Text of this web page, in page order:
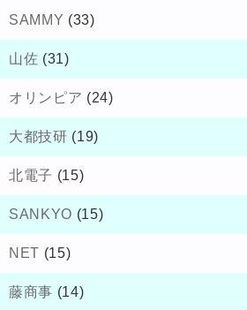
SAMMY (33)
山佐 (31)
オリンピア (24)
大都技研 (19)
北電子 (15)
SANKYO (15)
NET (15)
藤商事 (14)